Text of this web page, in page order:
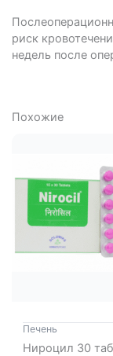
риск
недель после
Похожие
Печень
Нироцил 30